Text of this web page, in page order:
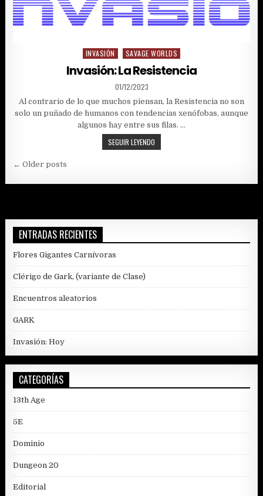
Posted
INVASIÓN SAVAGE WORLDS
Invasión: La Resistencia
PUBLISHED
DATE:
01/12/2023
Al contrario de lo que muchos piensan, la Resistencia no son
solo un puñado de humanos con tendencias xenófobas, aunque
algunos hay entre sus filas. …
SEGUIR LEYENDO
LA
Navegación
de
← Older posts
ENTRADAS RECIENTES
Flores Gigantes Carnívoras
Clérigo de Gark, (variante de Clase)
Encuentros aleatorios
GARK
Invasión: Hoy
CATEGORÍAS
13th Age
5E
Dominio
Dungeon 20
Editorial